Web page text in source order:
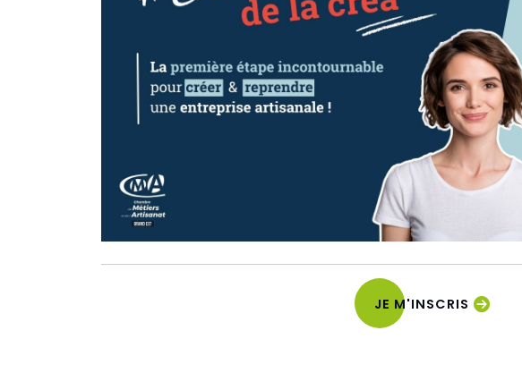
JE M'INSCRIS